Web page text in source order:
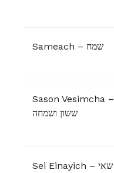
Sameach – שמח
Sason Vesimcha –
ששון ושמחה
Sei Einayich – שאי